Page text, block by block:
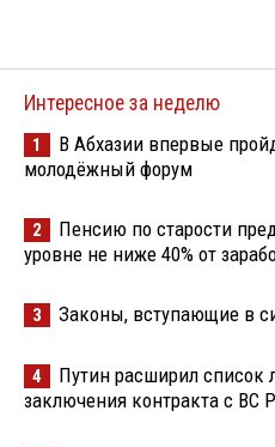
Интересное за неделю
1
В Абхазии впервые
молодёжный форум
2
Пенсию по старости
уровне не ниже 40% от
3 Законы, вступающие в
4
Путин расширил список
заключения контракта с ВС